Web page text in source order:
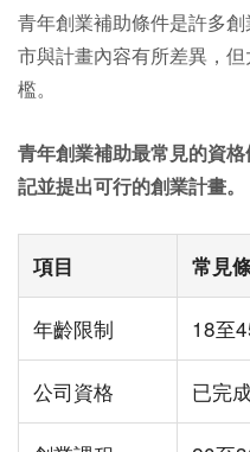
青年創業補助條件是許多
市與計畫內容有所差異，
檻。
青年創業補助最常見的資
記並提出可行的創業計畫。
項目 常見
年齡限制 18至
公司資格 已完